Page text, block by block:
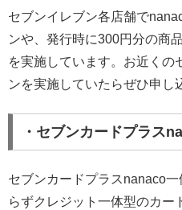
セブンイレブン各店舗で
ンや、発行時に300円分の商
を実施しています。お近くの
ンを実施していたらぜひ申し
・セブンカードプラス
セブンカードプラスnanaco
らずクレジット一体型のカー